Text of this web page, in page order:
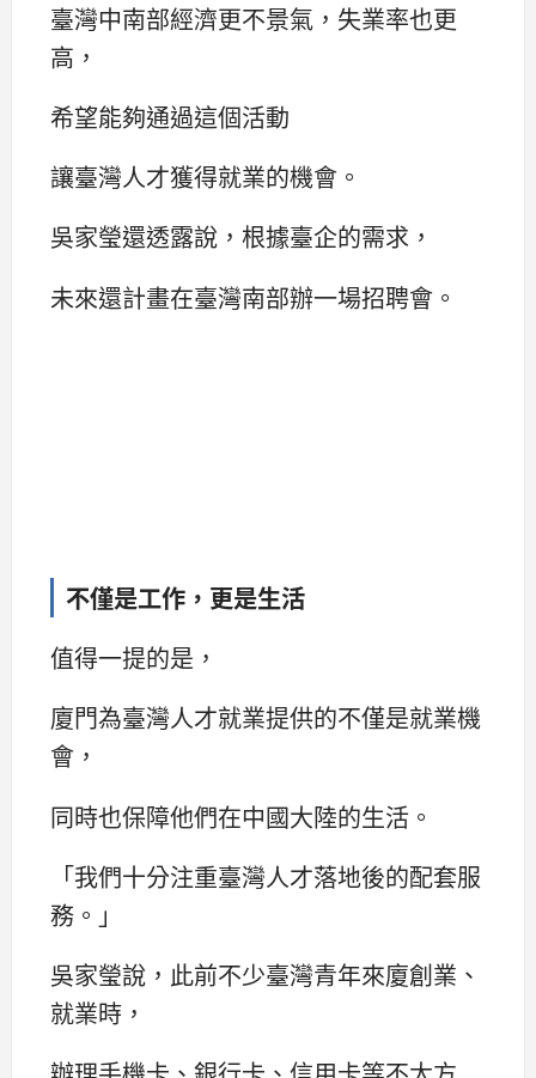
臺灣中南部經濟更不景氣，失業率也更
高，
希望能夠通過這個活動
讓臺灣人才獲得就業的機會。
吳家瑩還透露說，根據臺企的需求，
未來還計畫在臺灣南部辦一場招聘會。
不僅是工作，更是生活
值得一提的是，
廈門為臺灣人才就業提供的不僅是就業機
會，
同時也保障他們在中國大陸的生活。
「我們十分注重臺灣人才落地後的配套服
務。」
吳家瑩說，此前不少臺灣青年來廈創業、
就業時，